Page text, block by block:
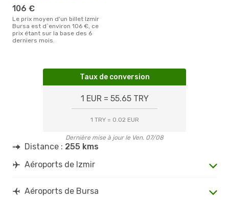
106 €
Le prix moyen d'un billet Izmir
Bursa est d´environ 106 €, ce
prix étant sur la base des 6
derniers mois.
Taux de conversion
1 EUR = 55.65 TRY
1 TRY = 0.02 EUR
Dernière mise à jour le Ven. 07/08
Distance : 255 kms
Aéroports de Izmir
Aéroports de Bursa